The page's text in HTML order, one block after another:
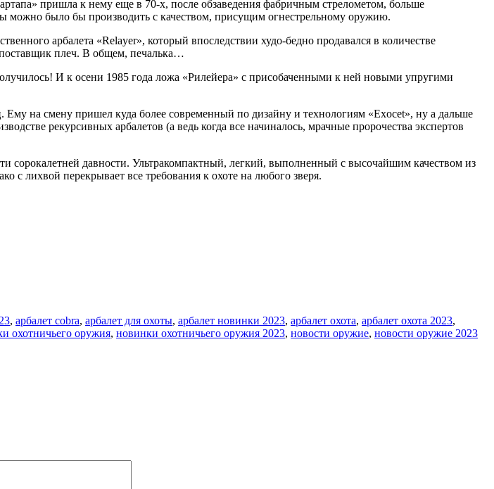
пришла к нему еще в 70-х, после обзаведения фабричным стрелометом, больше
можно было бы производить с качеством, присущим огнестрельному оружию.
арбалета «Relayer», который впоследствии худо-бедно продавался в количестве
плеч. В общем, печалька…
И к осени 1985 года ложа «Рилейера» с присобаченными к ней новыми упругими
на смену пришел куда более современный по дизайну и технологиям «Exocet», ну а дальше
рекурсивных арбалетов (а ведь когда все начиналось, мрачные пророчества экспертов
сорокалетней давности. Ультракомпактный, легкий, выполненный с высочайшим качеством из
с лихвой перекрывает все требования к охоте на любого зверя.
, арбалет cobra, арбалет для охоты, арбалет новинки 2023, арбалет охота, арбалет охота 2023,
охотничьего оружия, новинки охотничьего оружия 2023, новости оружие, новости оружие 2023